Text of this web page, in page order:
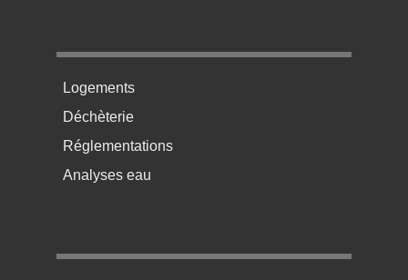
Menu pratique bas de page 2
Logements
Déchèterie
Réglementations
Analyses eau
Menu pratique bas de page 3